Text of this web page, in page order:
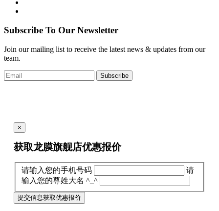
Subscribe To Our Newsletter
Join our mailing list to receive the latest news & updates from our
team.
Subscribe
×
获取龙膜旗舰店优惠报价
请输入您的手机号码
请
输入您的尊姓大名 ^_^
提交信息获取优惠报价